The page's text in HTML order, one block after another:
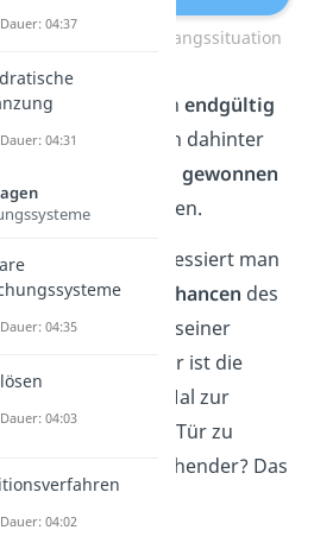
Ziegenproblem – Ausgangssituation
entscheidet er sich endgültig
Tür. Befindet sich dahinter
gewonnen
das Auto behalten.
Spieltheorie
interessiert man
für dieGewinnchancen des
Sollte er bei seiner
, oder ist die
beim zweiten Mal zur
verschlossenen Tür zu
erfolgversprechender? Das
04:37
04:31
04:35
04:03
04:02